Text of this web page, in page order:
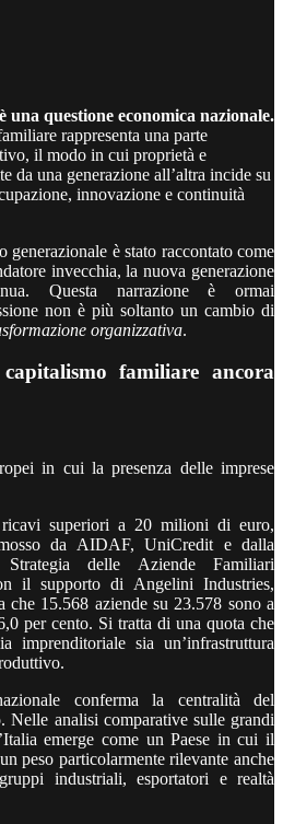
una questione economica nazionale.
rappresenta una parte
il modo in cui proprietà e
da una generazione all’altra incide su
innovazione e continuità
generazionale è stato raccontato come
invecchia, la nuova generazione
Questa narrazione è ormai
non è più soltanto un cambio di
organizzativa.
familiare ancora
in cui la presenza delle imprese
superiori a 20 milioni di euro,
da AIDAF, UniCredit e dalla
delle Aziende Familiari
il supporto di Angelini Industries,
15.568 aziende su 23.578 sono a
per cento. Si tratta di una quota che
imprenditoriale sia un’infrastruttura
conferma la centralità del
Nelle analisi comparative sulle grandi
emerge come un Paese in cui il
peso particolarmente rilevante anche
industriali, esportatori e realtà